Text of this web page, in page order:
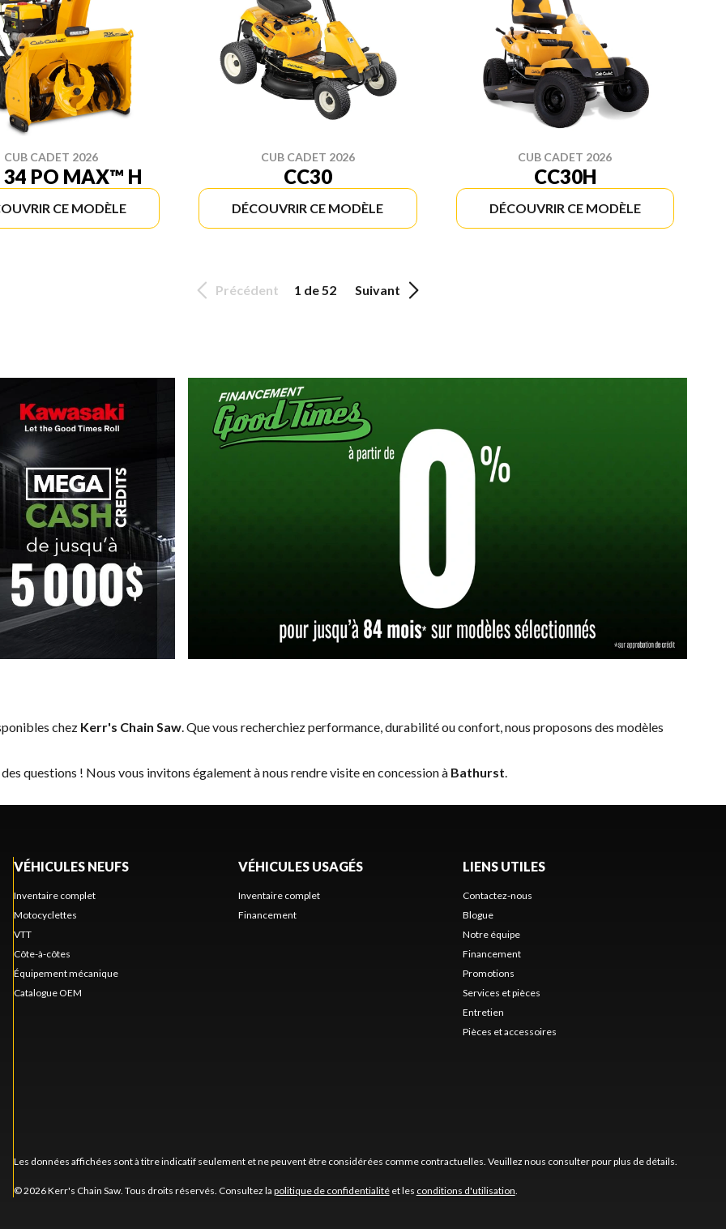
CUB CADET 2026
PO MAX™ H
CE MODÈLE
CUB CADET 2026
CC30
DÉCOUVRIR CE MODÈLE
CUB CADET 2026
CC30H
DÉCOUVRIR CE MODÈLE
Précédent 1 de 52 Suivant
chez Kerr's Chain Saw . Que vous recherchiez performance, durabilité ou confort, nous proposons des modèles
questions ! Nous vous invitons également à nous rendre visite en concession à Bathurst
VÉHICULES NEUFS
Inventaire complet
Motocyclettes
VTT
Côte-à-côtes
Équipement mécanique
Catalogue OEM
VÉHICULES USAGÉS
Inventaire complet
Financement
LIENS UTILES
Contactez-nous
Blogue
Notre équipe
Financement
Promotions
Services et pièces
Entretien
Pièces et accessoires
Les données affichées sont à titre indicatif seulement et ne peuvent être considérées comme contractuelles. Veuillez nous consulter pour plus de détails.
© 2026 Kerr's Chain Saw. Tous droits réservés. Consultez la politique de confidentialitéet les conditions d'utilisation